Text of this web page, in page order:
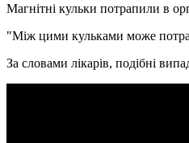
Магнітні кульки потрапили в
"Між цими кульками може
За словами лікарів, подібні